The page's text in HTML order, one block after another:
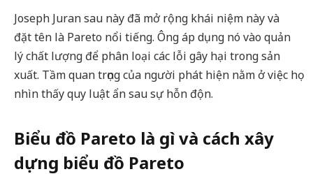
Joseph Juran sau này đã mở rộng khái niệm này và
đặt tên là Pareto nổi tiếng. Ông áp dụng nó vào quản
lý chất lượng để phân loại các lỗi gây hại trong sản
xuất. Tầm quan trọng của người phát hiện nằm ở việc họ
nhìn thấy quy luật ẩn sau sự hỗn độn.
Biểu đồ Pareto là gì và cách xây
dựng biểu đồ Pareto